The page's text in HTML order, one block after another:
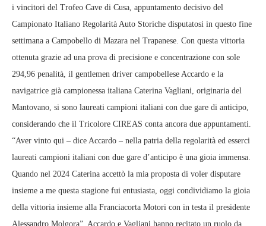
i vincitori del Trofeo Cave di Cusa, appuntamento decisivo del
Campionato Italiano Regolarità Auto Storiche disputatosi in questo fine
settimana a Campobello di Mazara nel Trapanese. Con questa vittoria
ottenuta grazie ad una prova di precisione e concentrazione con sole
294,96 penalità, il gentlemen driver campobellese Accardo e la
navigatrice già campionessa italiana Caterina Vagliani, originaria del
Mantovano, si sono laureati campioni italiani con due gare di anticipo,
considerando che il Tricolore CIREAS conta ancora due appuntamenti.
“Aver vinto qui – dice Accardo – nella patria della regolarità ed esserci
laureati campioni italiani con due gare d’anticipo è una gioia immensa.
Quando nel 2024 Caterina accettò la mia proposta di voler disputare
insieme a me questa stagione fui entusiasta, oggi condividiamo la gioia
della vittoria insieme alla Franciacorta Motori con in testa il presidente
Alessandro Molgora”. Accardo e Vagliani hanno recitato un ruolo da